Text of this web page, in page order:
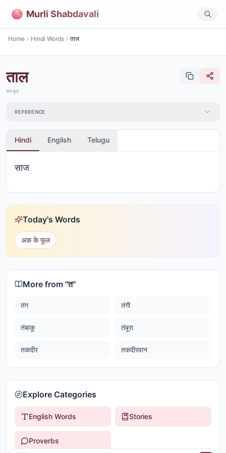
Murli Shabdavali
Home Hindi Words ताल
ताल
संस्कृत
REFERENCE
Hindi English Telugu
साज
Today's Words
अक के फूल
More from "त"
तंग तंगी
तंबाकू तंबूरा
तकदीर तकदीरवान
Explore Categories
English Words Stories
Proverbs